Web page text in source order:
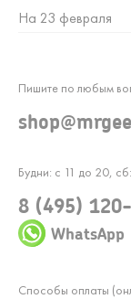
На 23 февраля
Будни: с 11 до 20,
8 (495)
WhatsApp
Пишите по любым
Способы оплаты